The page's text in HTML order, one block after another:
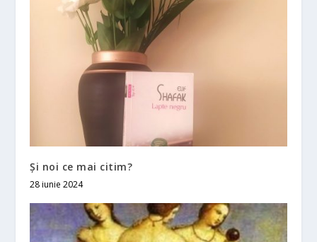
Și noi ce mai citim?
28 iunie 2024